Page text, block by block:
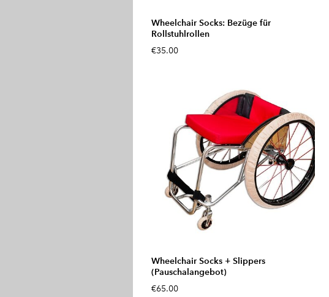
Wheelchair Socks: Bezüge für
Rollstuhlrollen
€35.00
Wheelchair Socks + Slippers
(Pauschalangebot)
€65.00